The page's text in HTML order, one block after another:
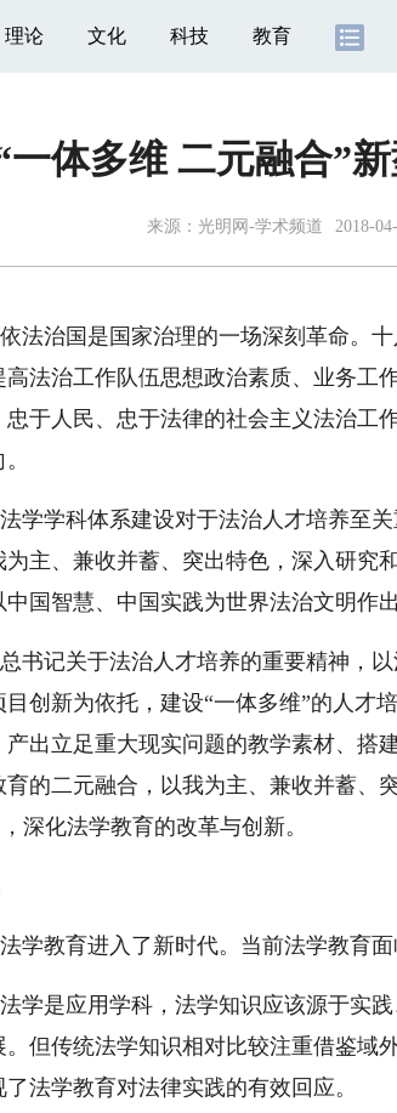
理论 文化 科技 教育
一体多维 二元融合”
来源： 光明网-学术频道 2018-
法治国是国家治理的一场深刻革命。
法治工作队伍思想政治素质、业务工
于人民、忠于法律的社会主义法治工
学学科体系建设对于法治人才培养至
主、兼收并蓄、突出特色，深入研究
国智慧、中国实践为世界法治文明作出
书记关于法治人才培养的重要精神，
创新为依托，建设“一体多维”的人才
出立足重大现实问题的教学素材、搭
的二元融合，以我为主、兼收并蓄、
深化法学教育的改革与创新。
学教育进入了新时代。当前法学教育面
学是应用学科，法学知识应该源于实
但传统法学知识相对比较注重借鉴域
法学教育对法律实践的有效回应。